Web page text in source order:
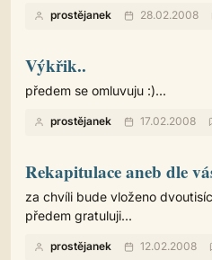
prostějanek 28.02.2008
Výkřik..
předem se omluvuju :)...
prostějanek 17.02.2008
Rekapitulace aneb dle
za chvíli bude vloženo
předem gratuluji...
prostějanek 12.02.2008